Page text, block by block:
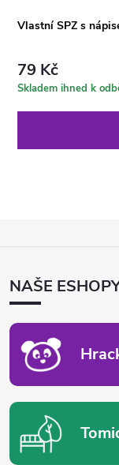
Vlastní SPZ s
79 Kč
Skladem ihned k
ANAŠE